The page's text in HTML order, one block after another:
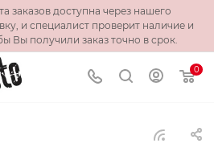
заказов доступна через нашего
и специалист проверит наличие и
Вы получили заказ точно в срок.
0